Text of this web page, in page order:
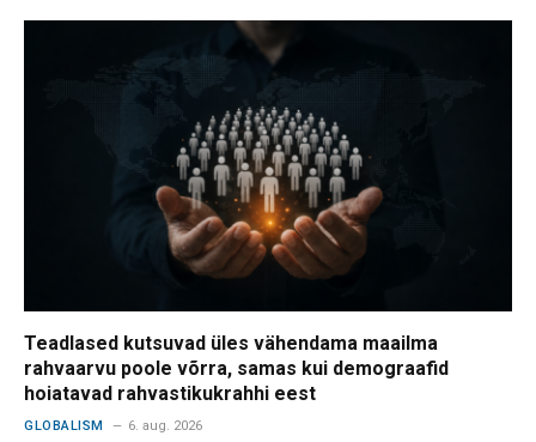
Teadlased kutsuvad üles vähendama maailma
rahvaarvu poole võrra, samas kui demograafid
hoiatavad rahvastikukrahhi eest
GLOBALISM 6. aug. 2026